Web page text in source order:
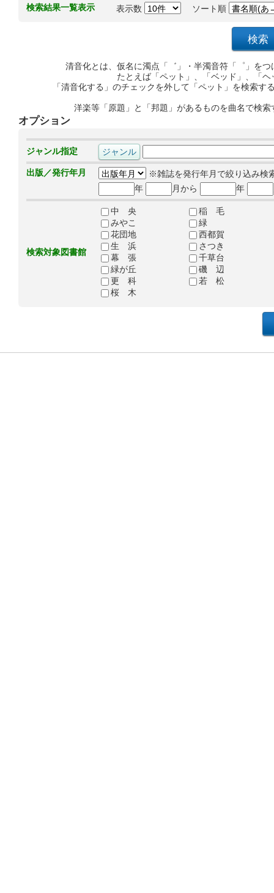
検索結果一覧表示 表示数 ソート順
清音化とは、仮名に濁点「゛」・半濁音符「゜」を
たとえば「ペット」、「ベッド」、「
「清音化する」のチェックを外して「ペット」を検索
洋楽等「原題」と「邦題」があるものを曲名で検
オプション
ジャンル指定
出版／発行年月
※雑誌を発行年月で絞り込み検
年
月から 年
検索対象図書館
中 央
稲 毛
みやこ
緑
花団地
西都賀
生 浜
さつき
幕 張
千草台
緑が丘
磯 辺
更 科
若 松
桜 木